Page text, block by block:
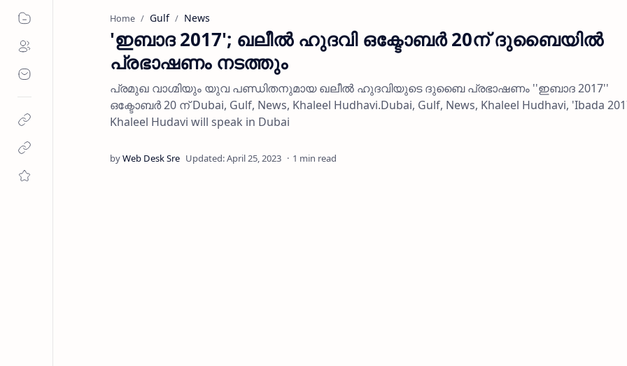
Home Gulf News
'ഇബാദ 2017'; ഖലീല്‍ ഹുദവി ഒക്ടോബര്‍ 20ന് ദുബൈയില്‍
പ്രഭാഷണം നടത്തും
പ്രമുഖ വാഗ്മിയും യുവ പണ്ഡിതനുമായ ഖലീല്‍ ഹുദവിയുടെ ദുബൈ പ്രഭാഷണം ''ഇബാദ 2017''
ഒക്ടോബര്‍ 20 ന് Dubai, Gulf, News, Khaleel Hudhavi.Dubai, Gulf, News, Khaleel Hudhavi, 'Ibada
Khaleel Hudavi will speak in Dubai
1 min read